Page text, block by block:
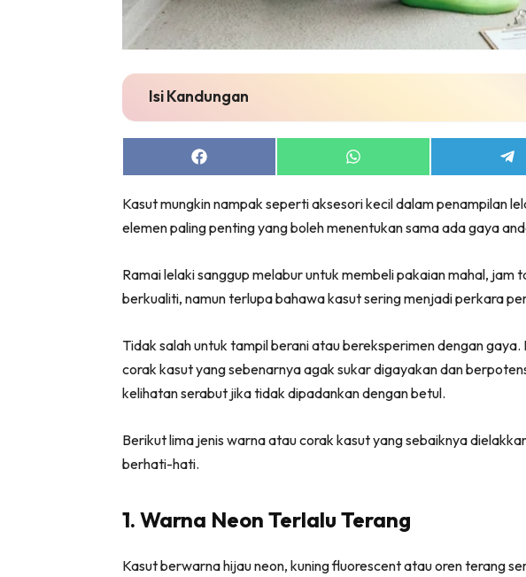
Isi Kandungan
Share
on
Share
on
on
Kasut mungkin nampak seperti aksesori kecil dalam penampilan
elemen paling penting yang boleh menentukan sama ada gaya
Ramai lelaki sanggup melabur untuk membeli pakaian mahal, jam
berkualiti, namun terlupa bahawa kasut sering menjadi perkara
Tidak salah untuk tampil berani atau bereksperimen dengan
corak kasut yang sebenarnya agak sukar digayakan dan
kelihatan serabut jika tidak dipadankan dengan betul.
Berikut lima jenis warna atau corak kasut yang sebaiknya
berhati-hati.
1. Warna Neon Terlalu Terang
Kasut berwarna hijau neon, kuning fluorescent atau oren terang